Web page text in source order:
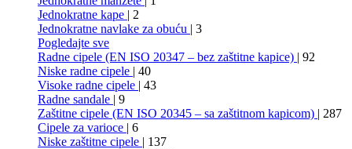
Jednokratne kape | 2
Jednokratne navlake za obuću | 3
Pogledajte sve
Radne cipele (EN ISO 20347 – bez zaštitne kapice) | 92
Niske radne cipele | 40
Visoke radne cipele | 43
Radne sandale | 9
Zaštitne cipele (EN ISO 20345 – sa zaštitnom kapicom) | 287
Cipele za varioce | 6
Niske zaštitne cipele | 137